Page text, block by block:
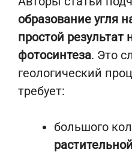
образование угля
простой результат
фотосинтеза. Это
геологический
требует:
большого